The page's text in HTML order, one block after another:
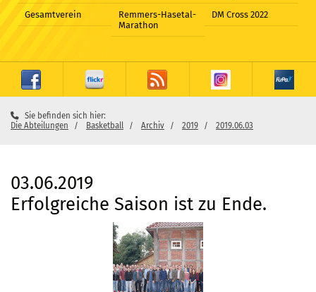
Gesamtverein
Remmers-Hasetal-
Marathon
DM Cross 2022
Sie befinden sich hier:
Die Abteilungen
Basketball Archiv 2019 2019.06.03
03.06.2019
Erfolgreiche Saison ist zu Ende.